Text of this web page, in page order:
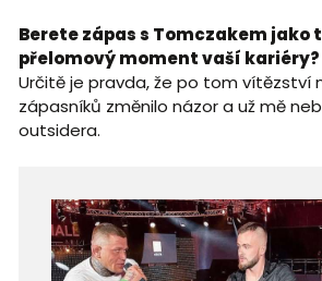
Berete zápas s Tomczakem jako
přelomový moment vaší kariéry?
Určitě je pravda, že po tom vítězství
zápasníků změnilo názor a už mě
outsidera.